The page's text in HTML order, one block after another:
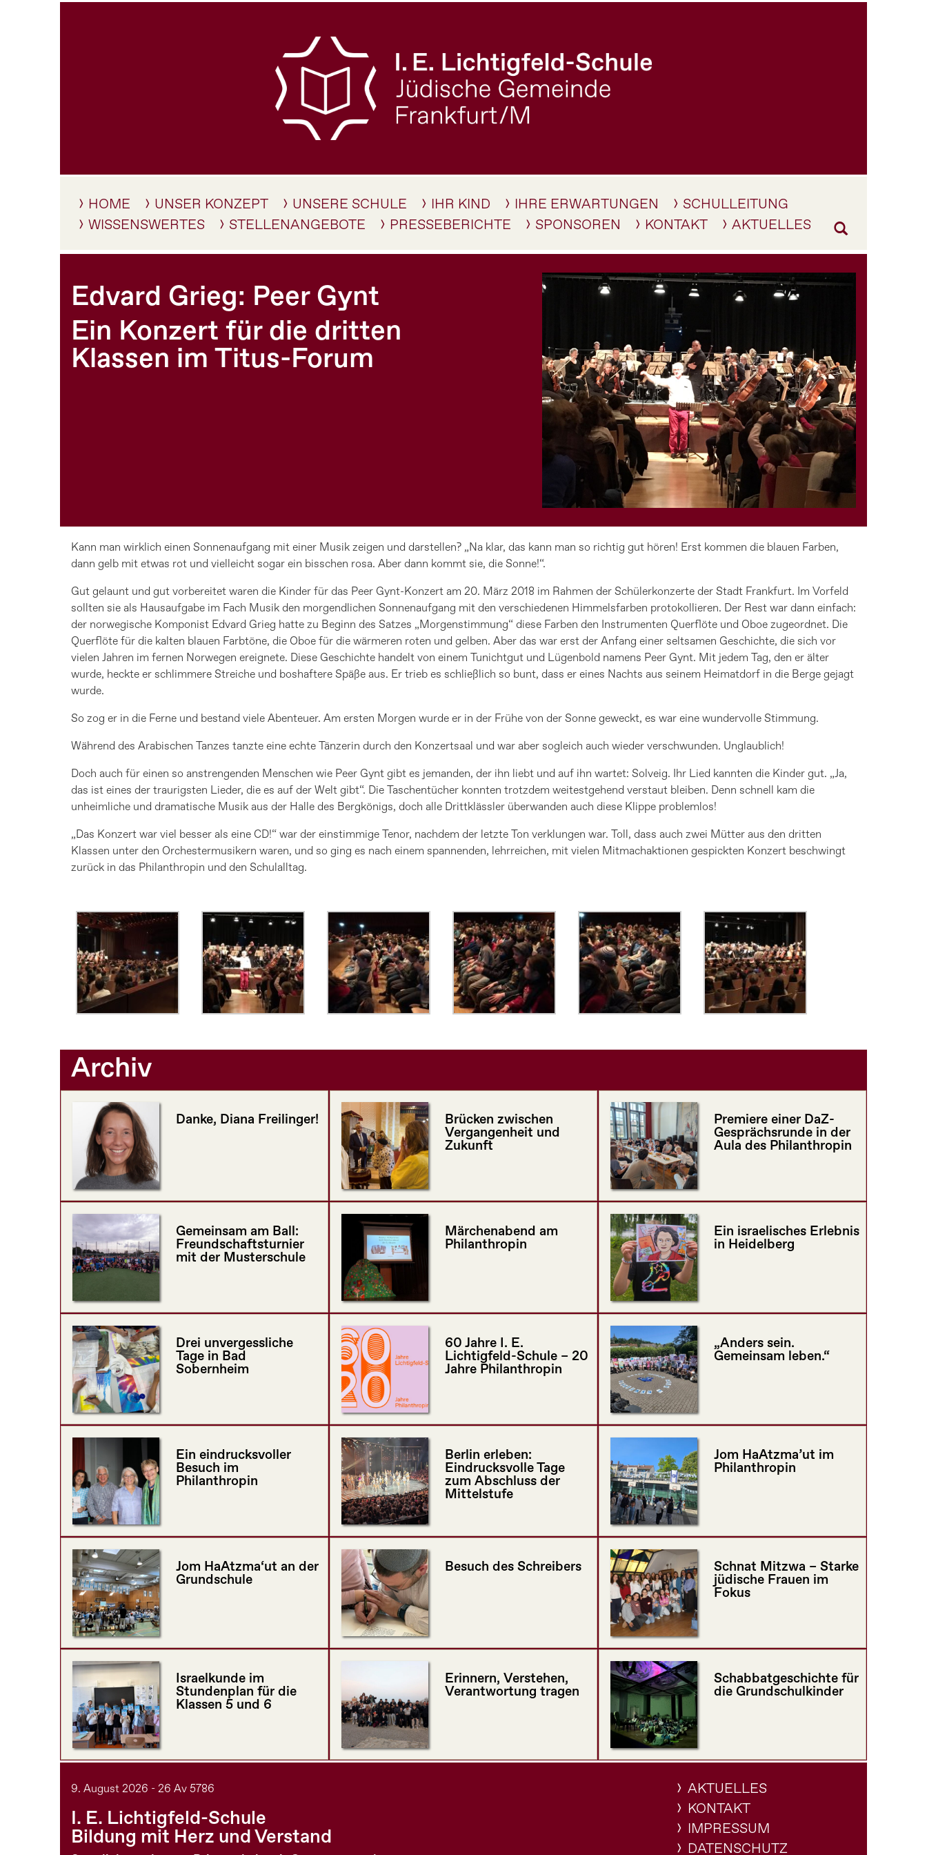
HOME UNSER KONZEPT UNSERE SCHULE IHR KIND IHRE ERWARTUNGEN
SCHULLEITUNG
WISSENSWERTES
STELLENANGEBOTE PRESSEBERICHTE SPONSOREN KONTAKT AKTUELLES
Edvard Grieg: Peer Gynt
Ein Konzert für die dritten
Klassen im Titus-Forum
Kann man wirklich einen Sonnenaufgang mit einer Musik zeigen und darstellen? „Na klar, das kann man so richtig gut hören! Erst kommen die blauen Farben,
dann gelb mit etwas rot und vielleicht sogar ein bisschen rosa. Aber dann kommt sie, die Sonne!“.
Gut gelaunt und gut vorbereitet waren die Kinder für das Peer Gynt-Konzert am 20. März 2018 im Rahmen der Schülerkonzerte der Stadt Frankfurt. Im Vorfeld
sollten sie als Hausaufgabe im Fach Musik den morgendlichen Sonnenaufgang mit den verschiedenen Himmelsfarben protokollieren. Der Rest war dann einfach:
der norwegische Komponist Edvard Grieg hatte zu Beginn des Satzes „Morgenstimmung“ diese Farben den Instrumenten Querflöte und Oboe zugeordnet. Die
Querflöte für die kalten blauen Farbtöne, die Oboe für die wärmeren roten und gelben. Aber das war erst der Anfang einer seltsamen Geschichte, die sich vor
vielen Jahren im fernen Norwegen ereignete. Diese Geschichte handelt von einem Tunichtgut und Lügenbold namens Peer Gynt. Mit jedem Tag, den er älter
wurde, heckte er schlimmere Streiche und boshaftere Späße aus. Er trieb es schließlich so bunt, dass er eines Nachts aus seinem Heimatdorf in die Berge gejagt
wurde.
So zog er in die Ferne und bestand viele Abenteuer. Am ersten Morgen wurde er in der Frühe von der Sonne geweckt, es war eine wundervolle Stimmung.
Während des Arabischen Tanzes tanzte eine echte Tänzerin durch den Konzertsaal und war aber sogleich auch wieder verschwunden. Unglaublich!
Doch auch für einen so anstrengenden Menschen wie Peer Gynt gibt es jemanden, der ihn liebt und auf ihn wartet: Solveig. Ihr Lied kannten die Kinder gut. „Ja,
das ist eines der traurigsten Lieder, die es auf der Welt gibt“. Die Taschentücher konnten trotzdem weitestgehend verstaut bleiben. Denn schnell kam die
unheimliche und dramatische Musik aus der Halle des Bergkönigs, doch alle Drittklässler überwanden auch diese Klippe problemlos!
„Das Konzert war viel besser als eine CD!“ war der einstimmige Tenor, nachdem der letzte Ton verklungen war. Toll, dass auch zwei Mütter aus den dritten
Klassen unter den Orchestermusikern waren, und so ging es nach einem spannenden, lehrreichen, mit vielen Mitmachaktionen gespickten Konzert beschwingt
zurück in das Philanthropin und den Schulalltag.
Archiv
Danke, Diana Freilinger! Brücken zwischen
Vergangenheit und
Zukunft
Premiere einer DaZ-
Gesprächsrunde in der
Aula des Philanthropin
Gemeinsam am Ball:
Freundschaftsturnier
mit der Musterschule
Märchenabend am
Philanthropin
Ein israelisches Erlebnis
in Heidelberg
Drei unvergessliche
Tage in Bad
Sobernheim
60 Jahre I. E.
Lichtigfeld-Schule – 20
Jahre Philanthropin
„Anders sein.
Gemeinsam leben.“
Ein eindrucksvoller
Besuch im
Philanthropin
Berlin erleben:
Eindrucksvolle Tage
zum Abschluss der
Mittelstufe
Jom HaAtzma’ut im
Philanthropin
Jom HaAtzma‘ut an der
Grundschule
Besuch des Schreibers Schnat Mitzwa – Starke
jüdische Frauen im
Fokus
Israelkunde im
Stundenplan für die
Klassen 5 und 6
Erinnern, Verstehen,
Verantwortung tragen
Schabbatgeschichte für
die Grundschulkinder
9. August 2026 - 26 Av 5786
I. E. Lichtigfeld-Schule
Bildung mit Herz und Verstand
AKTUELLES
KONTAKT
IMPRESSUM
DATENSCHUTZ